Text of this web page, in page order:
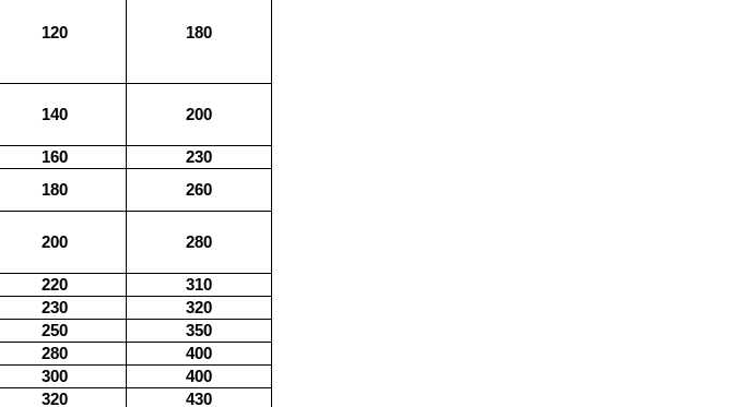
120 180
140 200
160 230
180 260
200 280
220 310
230 320
250 350
280 400
300 400
320 430